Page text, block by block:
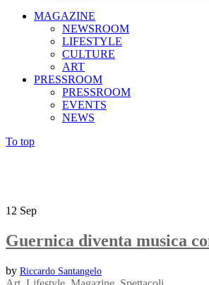
MAGAZINE
NEWSROOM
LIFESTYLE
CULTURE
ART
PRESSROOM
PRESSROOM
EVENTS
NEWS
To top
12 Sep
Guernica diventa musica
by Riccardo Santangelo